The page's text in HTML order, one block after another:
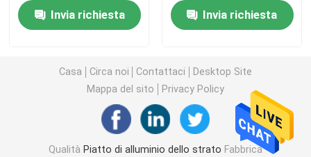
Tondino di alluminio
Metropolitana di alluminio del tubo
Tubi in acciaio al carbonio
Invia richiesta
Invia richiesta
Casa Circa noi Contattaci
Desktop Site
Mappa del sito
Privacy Policy
Qualità Piatto di alluminio dello strato Fabbrica